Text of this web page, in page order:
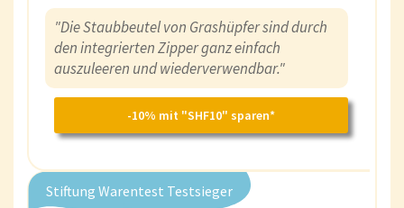
"Die Staubbeutel von Grashüpfer sind durch
den integrierten Zipper ganz einfach
auszuleeren und wiederverwendbar."
-10% mit "SHF10" sparen*
Stiftung Warentest Testsieger